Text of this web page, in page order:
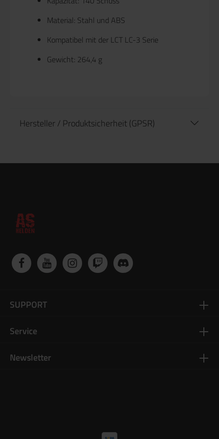
Material: Stahl und ABS
Kompatibel mit der LCT LC-3 Serie
Gewicht: 264,4 g
Hersteller / Produktsicherheit (GPSR)
Newsletter
SUPPORT
Service